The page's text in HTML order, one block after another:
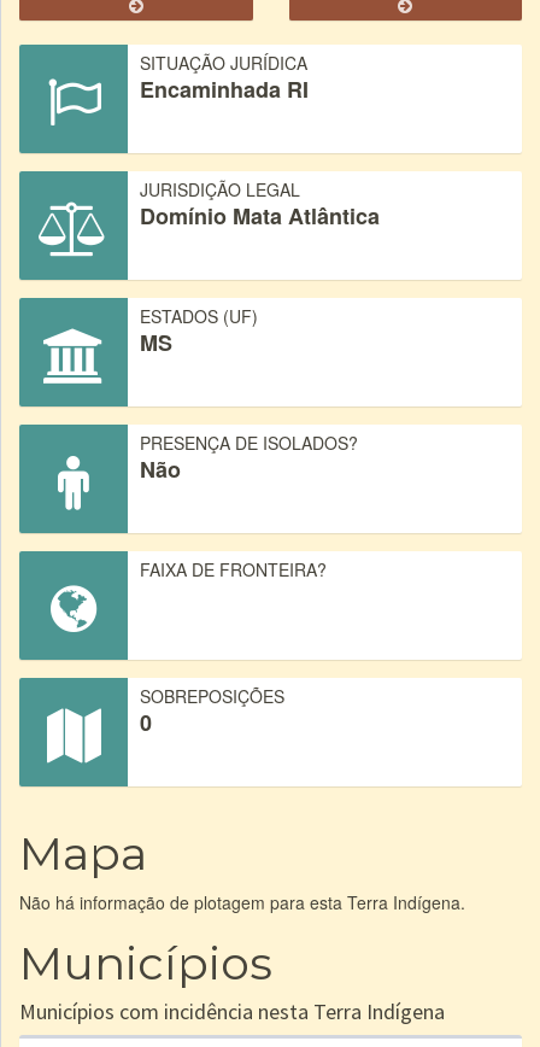
SITUAÇÃO JURÍDICA
Encaminhada RI
JURISDIÇÃO LEGAL
Domínio Mata Atlântica
ESTADOS (UF)
MS
PRESENÇA DE ISOLADOS?
Não
FAIXA DE FRONTEIRA?
SOBREPOSIÇÕES
0
Mapa
Não há informação de plotagem para esta Terra Indígena.
Municípios
Municípios com incidência nesta Terra Indígena